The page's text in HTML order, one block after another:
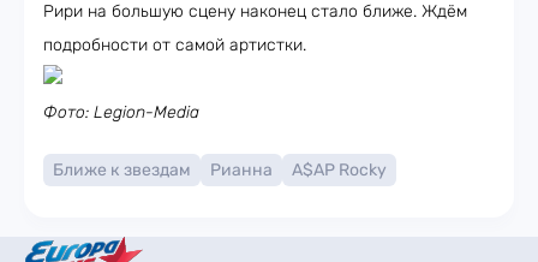
Рири на большую сцену наконец стало ближе. Ждём
подробности от самой артистки.
Фото: Legion-Media
Ближе к звездам Рианна A$AP Rocky